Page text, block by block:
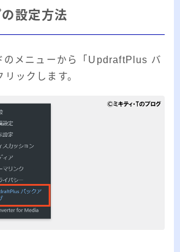
設定方法
のメニューから「UpdraftPlus バ
ックします。